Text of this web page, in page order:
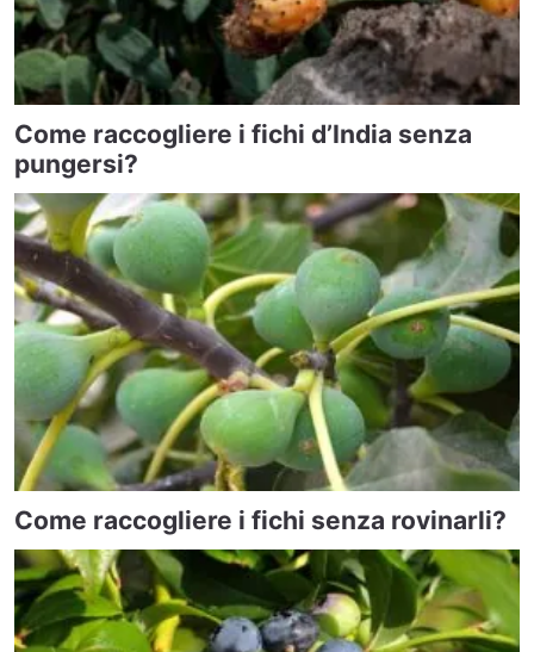
Come raccogliere i fichi d’India senza
pungersi?
Come raccogliere i fichi senza rovinarli?